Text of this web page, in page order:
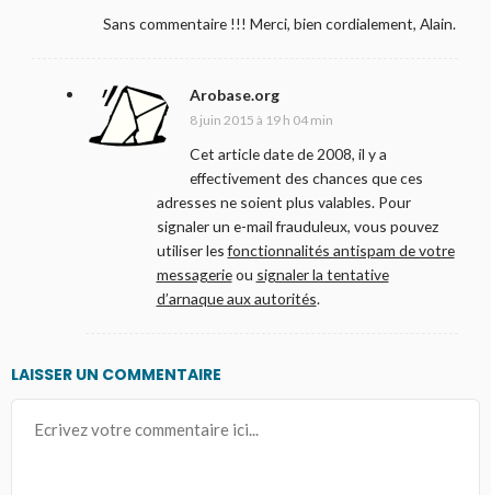
Sans commentaire !!! Merci, bien cordialement, Alain.
Arobase.org
8 juin 2015 à 19 h 04 min
Cet article date de 2008, il y a
effectivement des chances que ces
adresses ne soient plus valables. Pour
signaler un e-mail frauduleux, vous pouvez
utiliser lesfonctionnalités antispam de votre
messagerieou signaler la tentative
d’arnaque aux autorités.
LAISSER UN COMMENTAIRE